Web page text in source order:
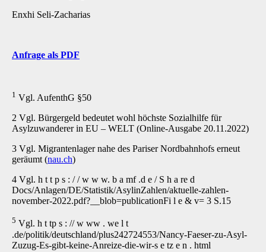
Enxhi Seli-Zacharias
Anfrage als PDF
1 Vgl. AufenthG §50
2 Vgl. Bürgergeld bedeutet wohl höchste Sozialhilfe für
Asylzuwanderer in EU – WELT (Online-Ausgabe 20.11.2022)
3 Vgl. Migrantenlager nahe des Pariser Nordbahnhofs erneut
geräumt (nau.ch)
4 Vgl. h t t p s : / / w w w. b a mf .d e / S h a re d
Docs/Anlagen/DE/Statistik/AsylinZahlen/aktuelle-zahlen-
november-2022.pdf?__blob=publicationFi l e & v= 3 S.15
5 Vgl. h t tp s : // w ww . we l t
.de/politik/deutschland/plus242724553/Nancy-Faeser-zu-Asyl-
Zuzug-Es-gibt-keine-Anreize-die-wir-s e tz e n . html